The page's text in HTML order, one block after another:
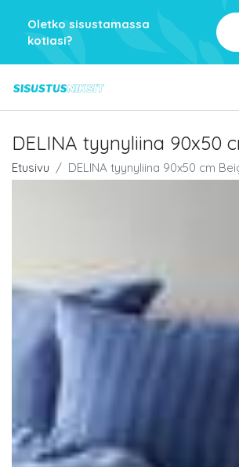
Oletko sisustamassa
kotiasi?
DELINA tyynyliina 90x50
Etusivu DELINA tyynyliina 90x50 cm